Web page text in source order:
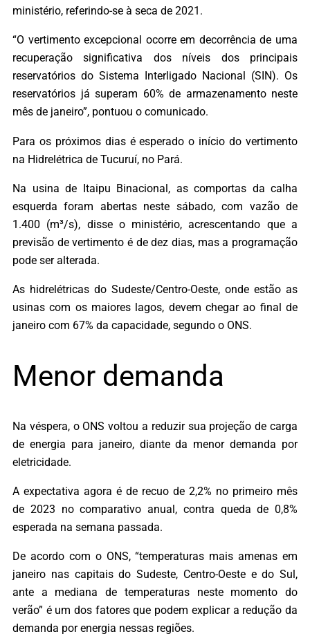
ministério, referindo-se à seca de 2021.
“O vertimento excepcional ocorre em decorrência de uma
recuperação significativa dos níveis dos principais
reservatórios do Sistema Interligado Nacional (SIN). Os
reservatórios já superam 60% de armazenamento neste
mês de janeiro”, pontuou o comunicado.
Para os próximos dias é esperado o início do vertimento
na Hidrelétrica de Tucuruí, no Pará.
Na usina de Itaipu Binacional, as comportas da calha
esquerda foram abertas neste sábado, com vazão de
1.400 (m³/s), disse o ministério, acrescentando que a
previsão de vertimento é de dez dias, mas a programação
pode ser alterada.
As hidrelétricas do Sudeste/Centro-Oeste, onde estão as
usinas com os maiores lagos, devem chegar ao final de
janeiro com 67% da capacidade, segundo o ONS.
Menor demanda
Na véspera, o ONS voltou a reduzir sua projeção de carga
de energia para janeiro, diante da menor demanda por
eletricidade.
A expectativa agora é de recuo de 2,2% no primeiro mês
de 2023 no comparativo anual, contra queda de 0,8%
esperada na semana passada.
De acordo com o ONS, “temperaturas mais amenas em
janeiro nas capitais do Sudeste, Centro-Oeste e do Sul,
ante a mediana de temperaturas neste momento do
verão” é um dos fatores que podem explicar a redução da
demanda por energia nessas regiões.